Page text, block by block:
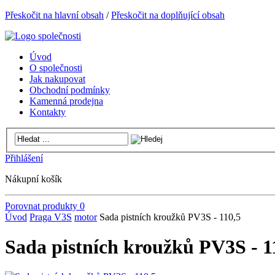
Přeskočit na hlavní obsah /Přeskočit na doplňující obsah
Úvod
O společnosti
Jak nakupovat
Obchodní podmínky
Kamenná prodejna
Kontakty
Přihlášení
Nákupní košík
Porovnat produkty 0
Úvod Praga V3S motor Sada pistních kroužků PV3S - 110,5
Sada pistních kroužků PV3S -